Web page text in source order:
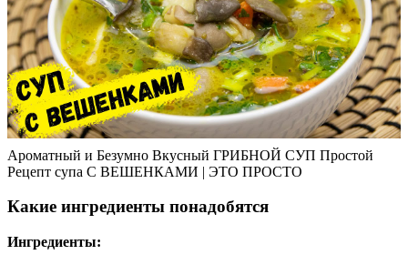
Ароматный и Безумно Вкусный ГРИБНОЙ СУП Простой
Рецепт супа С ВЕШЕНКАМИ | ЭТО ПРОСТО
Какие ингредиенты понадобятся
Ингредиенты: